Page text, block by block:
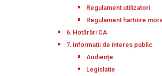
Regulament utilizatori
Regulament hartuire
6. Hotărâri CA
7. Informații de interes public
Audiențe
Legislatie